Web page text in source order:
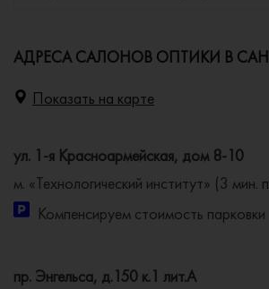
АДРЕСА САЛОНОВ ОПТИКИ В
Показать на карте
ул. 1-я Красноармейская, дом 8-10
м. «Технологический институт» (3 мин.
Компенсируем стоимость парковки
пр. Энгельса, д.150 к.1 лит.А